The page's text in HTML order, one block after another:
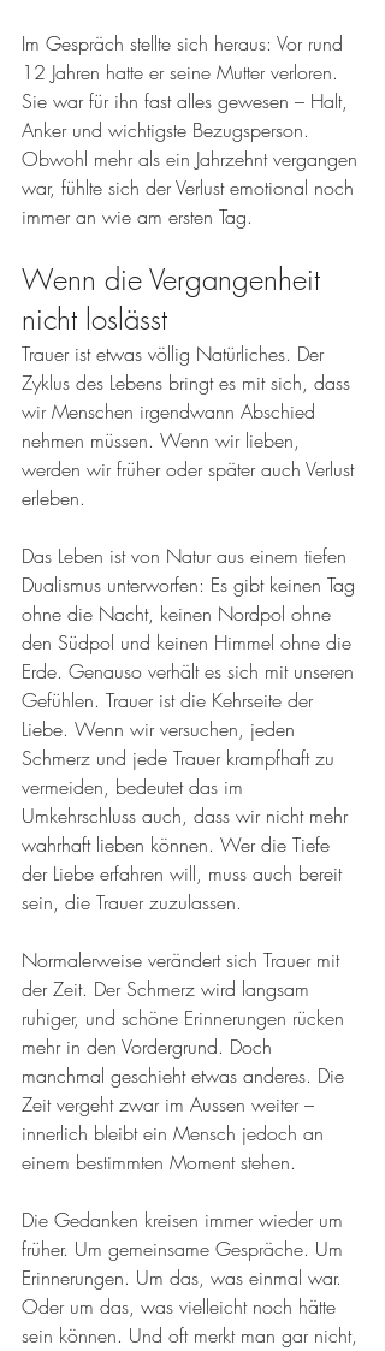
Im Gespräch stellte sich heraus: Vor rund
12 Jahren hatte er seine Mutter verloren.
Sie war für ihn fast alles gewesen – Halt,
Anker und wichtigste Bezugsperson.
Obwohl mehr als ein Jahrzehnt vergangen
war, fühlte sich der Verlust emotional noch
immer an wie am ersten Tag.
Wenn die Vergangenheit
nicht loslässt
Trauer ist etwas völlig Natürliches. Der
Zyklus des Lebens bringt es mit sich, dass
wir Menschen irgendwann Abschied
nehmen müssen. Wenn wir lieben,
werden wir früher oder später auch Verlust
erleben.
Das Leben ist von Natur aus einem tiefen
Dualismus unterworfen: Es gibt keinen Tag
ohne die Nacht, keinen Nordpol ohne
den Südpol und keinen Himmel ohne die
Erde. Genauso verhält es sich mit unseren
Gefühlen. Trauer ist die Kehrseite der
Liebe. Wenn wir versuchen, jeden
Schmerz und jede Trauer krampfhaft zu
vermeiden, bedeutet das im
Umkehrschluss auch, dass wir nicht mehr
wahrhaft lieben können. Wer die Tiefe
der Liebe erfahren will, muss auch bereit
sein, die Trauer zuzulassen.
Normalerweise verändert sich Trauer mit
der Zeit. Der Schmerz wird langsam
ruhiger, und schöne Erinnerungen rücken
mehr in den Vordergrund. Doch
manchmal geschieht etwas anderes. Die
Zeit vergeht zwar im Aussen weiter –
innerlich bleibt ein Mensch jedoch an
einem bestimmten Moment stehen.
Die Gedanken kreisen immer wieder um
früher. Um gemeinsame Gespräche. Um
Erinnerungen. Um das, was einmal war.
Oder um das, was vielleicht noch hätte
sein können. Und oft merkt man gar nicht,